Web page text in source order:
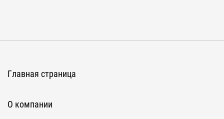
Главная страница
О компании